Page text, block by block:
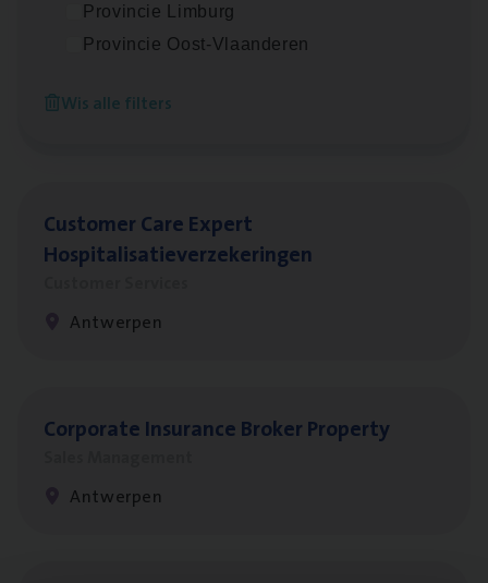
Provincie Limburg
Provincie Oost-Vlaanderen
Wis alle filters
Insu­ran­ce Bro­kerKMO
Antwerpen
Cus­to­mer Care Expert
Hospitalisatieverzekeringen
Antwerpen
Cor­po­ra­te Insu­ran­ce Bro­ker Property
Antwerpen